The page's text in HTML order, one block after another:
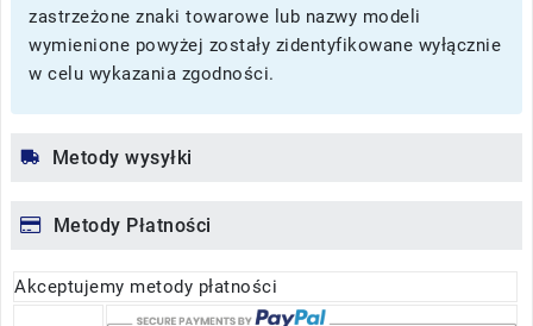
zastrzeżone znaki towarowe lub nazwy modeli
wymienione powyżej zostały zidentyfikowane wyłącznie
w celu wykazania zgodności.
Metody wysyłki
Metody Płatności
Akceptujemy metody płatności